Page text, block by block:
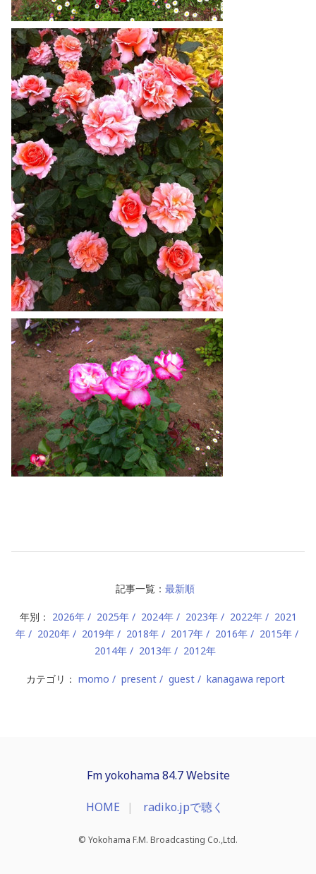
記事一覧： 最新順
年別： 2026年 2025年 2024年 2023年 2022年
2021
年
2020年 2019年 2018年 2017年 2016年
2015年
2014年
2013年 2012年
カテゴリ： momo present guest kanagawa report
Fm yokohama 84.7 Website
HOME radiko.jpで聴く
© Yokohama F.M. Broadcasting Co.,Ltd.